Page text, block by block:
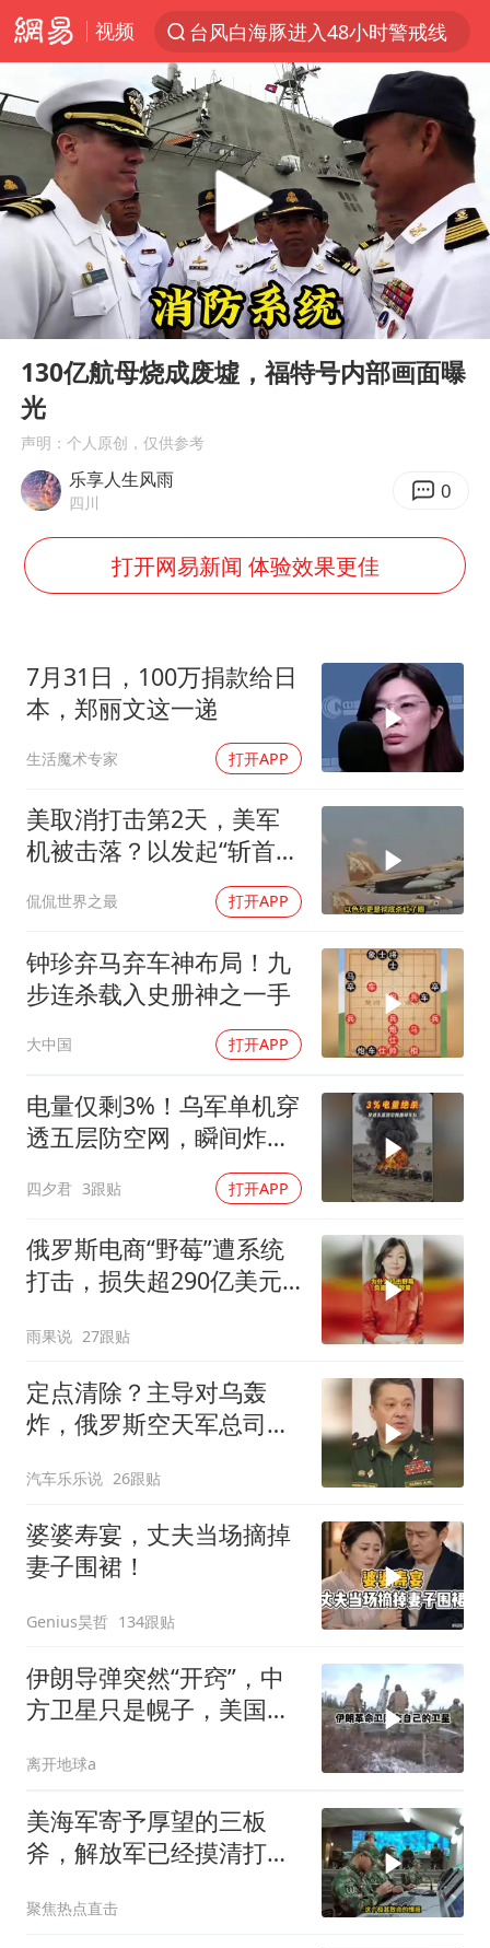
视频
台风白海豚进入48小时警戒线
以“新”破局 首发经济点亮城市消费活力
中方回应是否在太平洋海底开采稀土
宇树科技发行价格150.80元/股
看守所辅警收受10万获刑1年
宇树科技王兴兴身家有望超200亿元
五粮液渠道价一箱上涨近百元
CIA被曝已秘密设立古巴工作组
法国下周开始禁止未经同意的电话营销
村民谈“梅姨”：叫的其实是“媒姨”
“深圳地面沉降致车辆损坏”不实
感觉全东北都在等7号
多地要求领导干部带头休假
奋进开新局 实干挑大梁
Play
00:00 01:10
130亿航母烧成废墟，福特号内部画面曝
光
声明：个人原创，仅供参考
乐享人生风雨
四川 0
打开网易新闻 体验效果更佳
7月31日，100万捐款给日
本，郑丽文这一递
生活魔术专家 打开APP
美取消打击第2天，美军
机被击落？以发起“斩首行
侃侃世界之最 打开APP
钟珍弃马弃车神布局！九
步连杀载入史册神之一手
大中国 打开APP
电量仅剩3%！乌军单机穿
透五层防空网，瞬间炸飞
四夕君 3跟贴 打开APP
俄罗斯电商“野莓”遭系统
打击，损失超290亿美元#
雨果说 27跟贴
定点清除？主导对乌轰
炸，俄罗斯空天军总司令
身亡！
汽车乐乐说 26跟贴
婆婆寿宴，丈夫当场摘掉
妻子围裙！
Genius昊哲 134跟贴
伊朗导弹突然“开窍”，中
方卫星只是幌子，美国真
离开地球a
美海军寄予厚望的三板
斧，解放军已经摸清打
聚焦热点直击